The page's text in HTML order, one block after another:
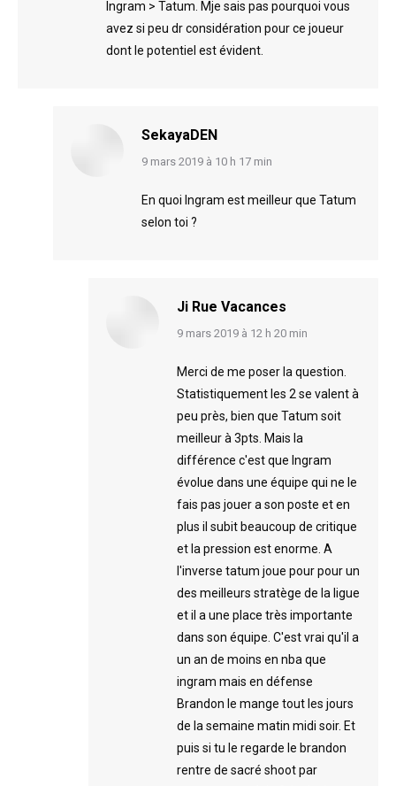
Ingram > Tatum. Mje sais pas pourquoi vous
avez si peu dr considération pour ce joueur
dont le potentiel est évident.
SekayaDEN
says:
9 mars 2019 à 10 h 17 min
En quoi Ingram est meilleur que Tatum
selon toi ?
Ji Rue Vacances
says:
9 mars 2019 à 12 h 20 min
Merci de me poser la question.
Statistiquement les 2 se valent à
peu près, bien que Tatum soit
meilleur à 3pts. Mais la
différence c'est que Ingram
évolue dans une équipe qui ne le
fais pas jouer a son poste et en
plus il subit beaucoup de critique
et la pression est enorme. A
l'inverse tatum joue pour pour un
des meilleurs stratège de la ligue
et il a une place très importante
dans son équipe. C'est vrai qu'il a
un an de moins en nba que
ingram mais en défense
Brandon le mange tout les jours
de la semaine matin midi soir. Et
puis si tu le regarde le brandon
rentre de sacré shoot par